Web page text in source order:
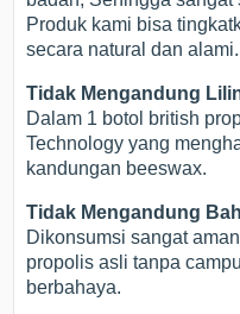
Produk kami bisa
secara natural dan alami.
Tidak Mengandung
Dalam 1 botol british
Technology yang
kandungan beeswax.
Tidak Mengandung
Dikonsumsi sangat
propolis asli tanpa
berbahaya.